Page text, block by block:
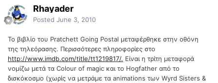
Rhayader
Posted June 3, 2010
Το βιβλίο του Pratchett Going Postal μεταφέρθηκε στην οθόνη
της τηλεόρασης. Περισσότερες πληροφορίες στο
http://www.imdb.com/title/tt1219817/. Είναι η τρίτη μεταφορά
νομίζω μετά τα Colour of magic και το Hogfather από το
δισκόκοσμο (χωρίς να μετράμε τα animations των Wyrd Sisters &